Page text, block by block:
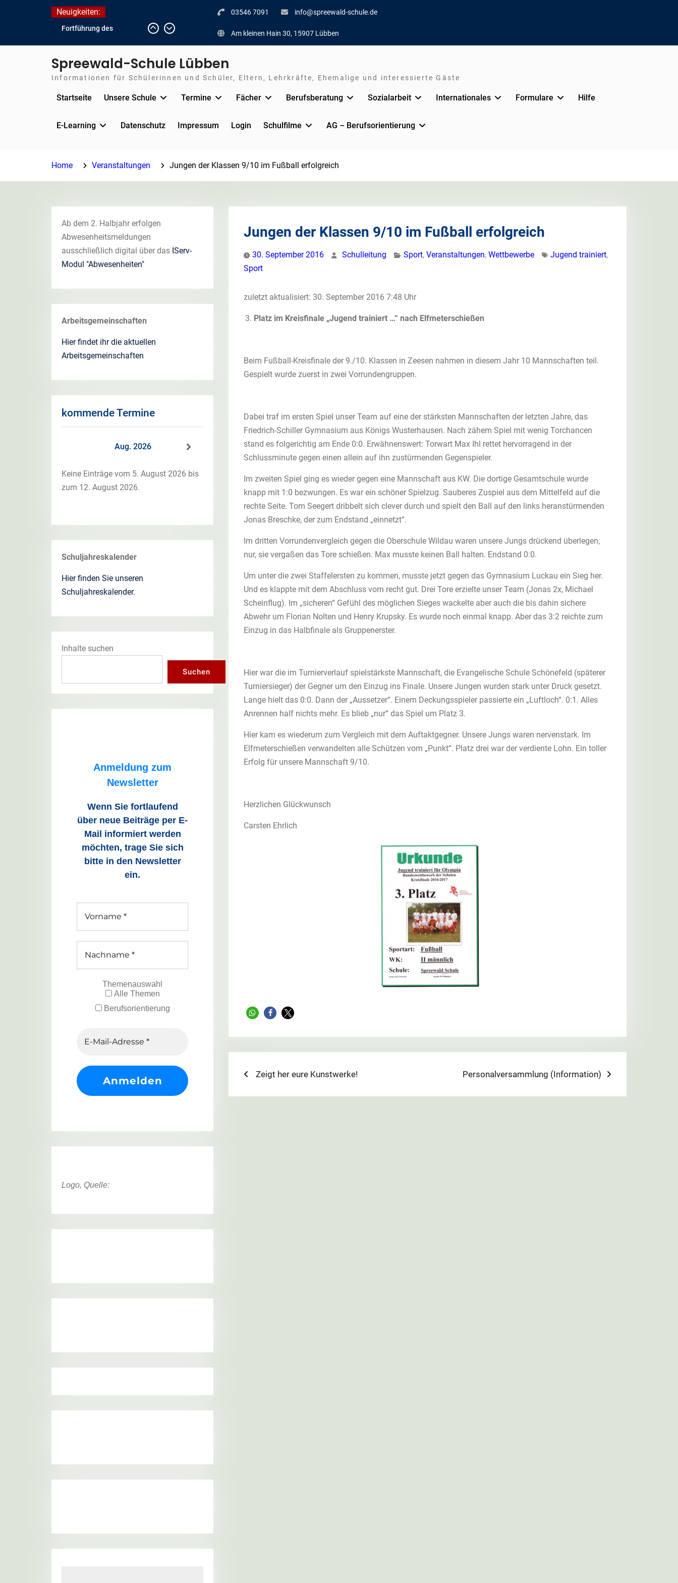
Neuigkeiten:
Fortführung des
Temperaturen (22.06. bis
voraussichtlich zum
Journalismus hautnah
Lübbener Insellauf 2026
03546 7091 info@spreewald-schule.de
Am kleinen Hain 30, 15907 Lübben
Spreewald-Schule Lübben
Informationen für Schülerinnen und Schüler, Eltern, Lehrkräfte, Ehemalige und interessierte Gäste
Startseite Unsere Schule Termine Fächer Berufsberatung Sozialarbeit Internationales Formulare Hilfe
E-Learning Datenschutz Impressum Login Schulfilme AG – Berufsorientierung
Home Veranstaltungen Jungen der Klassen 9/10 im Fußball erfolgreich
Jungen der Klassen 9/10 im Fußball erfolgreich
30. September 2016 Schulleitung Sport, Veranstaltungen, Wettbewerbe Jugend trainiert,
Sport
zuletzt aktualisiert: 30. September 2016 7:48 Uhr
Platz im Kreisfinale „Jugend trainiert …“ nach Elfmeterschießen
Beim Fußball-Kreisfinale der 9./10. Klassen in Zeesen nahmen in diesem Jahr 10 Mannschaften teil.
Gespielt wurde zuerst in zwei Vorrundengruppen.
Dabei traf im ersten Spiel unser Team auf eine der stärksten Mannschaften der letzten Jahre, das
Friedrich-Schiller Gymnasium aus Königs Wusterhausen. Nach zähem Spiel mit wenig Torchancen
stand es folgerichtig am Ende 0:0. Erwähnenswert: Torwart Max Ihl rettet hervorragend in der
Schlussminute gegen einen allein auf ihn zustürmenden Gegenspieler.
Im zweiten Spiel ging es wieder gegen eine Mannschaft aus KW. Die dortige Gesamtschule wurde
knapp mit 1:0 bezwungen. Es war ein schöner Spielzug. Sauberes Zuspiel aus dem Mittelfeld auf die
rechte Seite. Tom Seegert dribbelt sich clever durch und spielt den Ball auf den links heranstürmenden
Jonas Breschke, der zum Endstand „einnetzt“.
Im dritten Vorrundenvergleich gegen die Oberschule Wildau waren unsere Jungs drückend überlegen,
nur, sie vergaßen das Tore schießen. Max musste keinen Ball halten. Endstand 0:0.
Um unter die zwei Staffelersten zu kommen, musste jetzt gegen das Gymnasium Luckau ein Sieg her.
Und es klappte mit dem Abschluss vorn recht gut. Drei Tore erzielte unser Team (Jonas 2x, Michael
Scheinflug). Im „sicheren“ Gefühl des möglichen Sieges wackelte aber auch die bis dahin sichere
Abwehr um Florian Nolten und Henry Krupsky. Es wurde noch einmal knapp. Aber das 3:2 reichte zum
Einzug in das Halbfinale als Gruppenerster.
Hier war die im Turnierverlauf spielstärkste Mannschaft, die Evangelische Schule Schönefeld (späterer
Turniersieger) der Gegner um den Einzug ins Finale. Unsere Jungen wurden stark unter Druck gesetzt.
Lange hielt das 0:0. Dann der „Aussetzer“. Einem Deckungsspieler passierte ein „Luftloch“. 0:1. Alles
Anrennen half nichts mehr. Es blieb „nur“ das Spiel um Platz 3.
Hier kam es wiederum zum Vergleich mit dem Auftaktgegner. Unsere Jungs waren nervenstark. Im
Elfmeterschießen verwandelten alle Schützen vom „Punkt“. Platz drei war der verdiente Lohn. Ein toller
Erfolg für unsere Mannschaft 9/10.
Herzlichen Glückwunsch
Carsten Ehrlich
Beitragsnavigation
Previous
Zeigt her eure Kunstwerke!
Next
Personalversammlung (Information)
Ab dem 2. Halbjahr erfolgen
Abwesenheitsmeldungen
ausschließlich digital über das IServ-
Modul "Abwesenheiten"
Arbeitsgemeinschaften
Hier findet ihr die aktuellen
Arbeitsgemeinschaften
kommende Termine
Aug. 2026
Keine Einträge vom 5. August 2026 bis
zum 12. August 2026.
Schuljahreskalender
Hier finden Sie unseren
Schuljahreskalender.
Inhalte suchen
Suchen
Anmeldung zum
Newsletter
Wenn Sie fortlaufend
über neue Beiträge per E-
Mail informiert werden
möchten, trage Sie sich
bitte in den Newsletter
ein.
Themenauswahl
Alle Themen
Berufsorientierung
Logo, Quelle: